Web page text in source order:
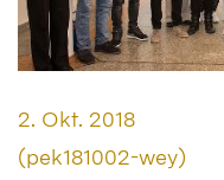
Datum:
2. Okt. 2018
Von:
(pek181002-wey)